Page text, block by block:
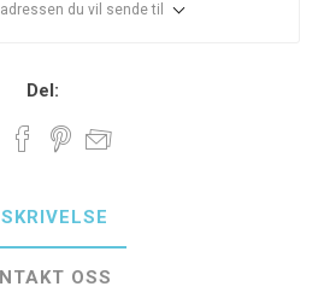
du vil sende til
Del:
OSS